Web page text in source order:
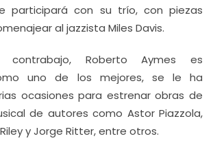
participará con su trío, con piezas
al jazzista Miles Davis.
contrabajo, Roberto Aymes es
uno de los mejores, se le ha
ocasiones para estrenar obras de
de autores como Astor Piazzola,
y Jorge Ritter, entre otros.